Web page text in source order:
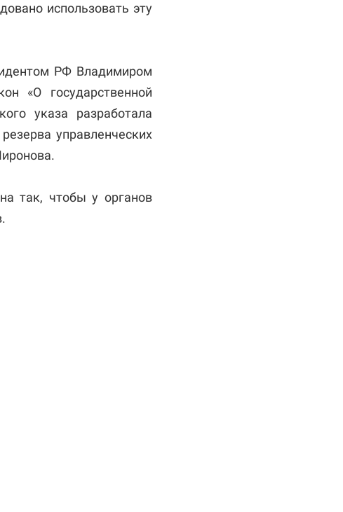
использовать эту
РФ Владимиром
«О государственной
указа разработала
управленческих
так, чтобы у органов